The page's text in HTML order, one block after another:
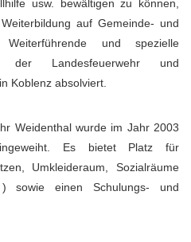
usw. bewältigen zu können,
auf Gemeinde- und
Weiterführende und spezielle
Landesfeuerwehr und
Koblenz absolviert.
Weidenthal wurde im Jahr 2003
Es bietet Platz für
Umkleideraum, Sozialräume
sowie einen Schulungs- und